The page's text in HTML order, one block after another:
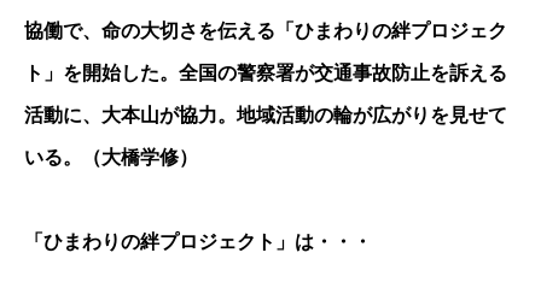
協働で、命の大切さを伝える「ひまわりの絆プロジェク
ト」を開始した。全国の警察署が交通事故防止を訴える
活動に、大本山が協力。地域活動の輪が広がりを見せて
いる。（大橋学修）
「ひまわりの絆プロジェクト」は・・・